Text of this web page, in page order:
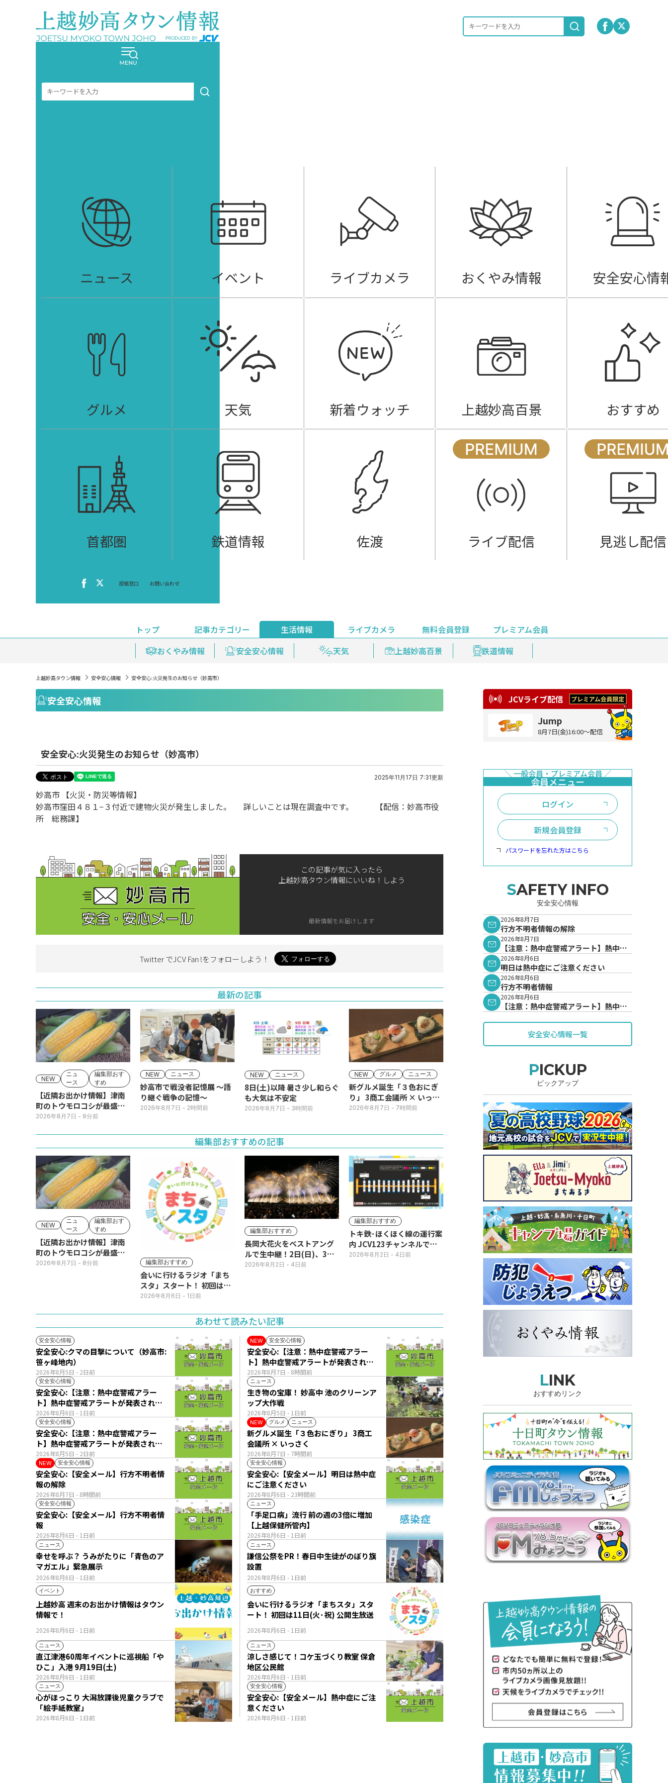
ニュース イベント ライブカメラ おくやみ情報 安全安心情
グルメ 天気 新着ウォッチ 上越妙高百景 おすすめ
首都圏 鉄道情報 佐渡 ライブ配信 見逃し配信
投稿窓口 お問い合わせ
トップ
記事カテゴリー
ニュース
イベント 新着ウォッチ 編集部おすすめ
生活情報
おくやみ情報
安全安心情報 天気 上越妙高百景 鉄道情報
ライブカメラ 無料会員登録
プレミアム会員
ライブ配信
見逃し配信 プレミアム会員登録
上越妙高タウン情報 安全安心情報 安全安心:火災発生のお知らせ（妙高市）
安全安心情報
安全安心:火災発生のお知らせ（妙高市）
2025年11月17日 7:31更新
妙高市 【火災・防災等情報】
妙高市窪田４８１−３付近で建物火災が発生しました。 詳しいことは現在調査中です。 【配信：妙高市役
所 総務課】
この記事が気に入ったら
上越妙高タウン情報にいいね！しよう
最新情報をお届けします
Twitter でJCV Fan !をフォローしよう！
最新の記事
NEW
ニュ
ース
編集部おす
すめ
【近隣お出かけ情報】津南
町のトウモロコシが最盛
期！国道ロードサイドの直
2026年8月7日 - 8分前
NEW ニュース
妙高市で戦没者記憶展 ～語
り継ぐ戦争の記憶～
2026年8月7日 - 2時間前
NEW ニュース
8日(土)以降 暑さ少し和らぐ
も大気は不安定
2026年8月7日 - 3時間前
NEW グルメ ニュース
新グルメ誕生「３色おにぎ
り」 3商工会議所 × いっさ
く
2026年8月7日 - 7時間前
編集部おすすめの記事
NEW
ニュ
ース
編集部おす
すめ
【近隣お出かけ情報】津南
町のトウモロコシが最盛
期！国道ロードサイドの直
2026年8月7日 - 8分前 編集部おすすめ
会いに行けるラジオ「まち
スタ」スタート！ 初回は11
日(火･祝) 公開生放送
2026年8月6日 - 1日前
編集部おすすめ
長岡大花火をベストアング
ルで生中継！2日(日)、3日
(月)
2026年8月2日 - 4日前
編集部おすすめ
トキ鉄･ほくほく線の運行案
内 JCV123チャンネルで平
日毎朝表示
2026年8月2日 - 4日前
あわせて読みたい記事
安全安心情報
2026年8月5日 - 2日前
安全安心:クマの目撃について（妙高市:
笹ヶ峰地内）
NEW 安全安心情報
2026年8月7日 - 8時間前
安全安心:【注意：熱中症警戒アラー
ト】熱中症警戒アラートが発表されて
います。
安全安心情報
2026年8月6日 - 1日前
安全安心:【注意：熱中症警戒アラー
ト】熱中症警戒アラートが発表されて
います。
ニュース
2026年8月5日 - 1日前
生き物の宝庫！ 妙高中 池のクリーンア
ップ大作戦
安全安心情報
2026年8月5日 - 2日前
安全安心:【注意：熱中症警戒アラー
ト】熱中症警戒アラートが発表されて
います。
NEW グルメ ニュース
2026年8月7日 - 7時間前
新グルメ誕生「３色おにぎり」 3商工
会議所 × いっさく
NEW 安全安心情報
2026年8月7日 - 8時間前
安全安心:【安全メール】行方不明者情
報の解除
安全安心情報
2026年8月6日 - 23時間前
安全安心:【安全メール】明日は熱中症
にご注意ください
安全安心情報
2026年8月6日 - 1日前
安全安心:【安全メール】行方不明者情
報
ニュース
2026年8月6日 - 1日前
「手足口病」流行 前の週の3倍に増加
【上越保健所管内】
ニュース
2026年8月6日 - 1日前
幸せを呼ぶ？ うみがたりに「青色のア
マガエル」緊急展示
ニュース
2026年8月6日 - 1日前
謙信公祭をPR！春日中生徒がのぼり旗
設置
イベント
2026年8月6日 - 1日前
上越妙高 週末のお出かけ情報はタウン
情報で！
おすすめ
2026年8月6日 - 1日前
会いに行けるラジオ「まちスタ」スタ
ート！ 初回は11日(火･祝) 公開生放送
ニュース
2026年8月6日 - 1日前
直江津港60周年イベントに巡視船「や
ひこ」入港 9月19日(土)
ニュース
2026年8月6日 - 1日前
涼しさ感じて！コケ玉づくり教室 保倉
地区公民館
ニュース
2026年8月6日 - 1日前
心がほっこり 大潟放課後児童クラブで
「絵手紙教室」
安全安心情報
2026年8月6日 - 1日前
安全安心:【安全メール】熱中症にご注
意ください
JCVライブ配信
Jump
8月7日(金)16:00～配信
ログイン
新規会員登録
パスワードを忘れた方はこちら
SAFETY INFO
安全安心情報
2026年8月7日
行方不明者情報の解除
2026年8月7日
【注意：熱中症警戒アラート】熱中症
警戒アラートが発表されています。
2026年8月6日
明日は熱中症にご注意ください
2026年8月6日
行方不明者情報
2026年8月6日
【注意：熱中症警戒アラート】熱中症
安全安心情報一覧
PICKUP
ピックアップ
LINK
おすすめリンク